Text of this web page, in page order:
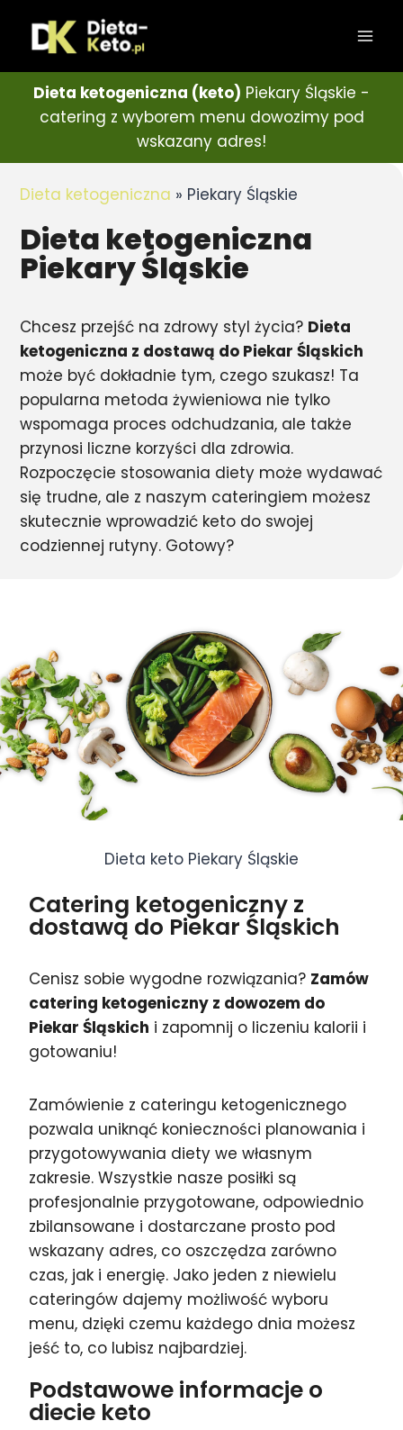
Dieta ketogeniczna (keto) Piekary Śląskie -
catering z wyborem menu dowozimy pod
wskazany adres!
Dieta ketogeniczna » Piekary Śląskie
Dieta ketogeniczna
Piekary Śląskie
Chcesz przejść na zdrowy styl życia? Dieta
ketogeniczna z dostawą do Piekar Śląskich
może być dokładnie tym, czego szukasz! Ta
popularna metoda żywieniowa nie tylko
wspomaga proces odchudzania, ale także
przynosi liczne korzyści dla zdrowia.
Rozpoczęcie stosowania diety może wydawać
się trudne, ale z naszym cateringiem możesz
skutecznie wprowadzić keto do swojej
codziennej rutyny. Gotowy?
Dieta keto Piekary Śląskie
Catering ketogeniczny z
dostawą do Piekar Śląskich
Cenisz sobie wygodne rozwiązania? Zamów
catering ketogeniczny z dowozem do
Piekar Śląskich i zapomnij o liczeniu kalorii i
gotowaniu!
Zamówienie z cateringu ketogenicznego
pozwala uniknąć konieczności planowania i
przygotowywania diety we własnym
zakresie. Wszystkie nasze posiłki są
profesjonalnie przygotowane, odpowiednio
zbilansowane i dostarczane prosto pod
wskazany adres, co oszczędza zarówno
czas, jak i energię. Jako jeden z niewielu
cateringów dajemy możliwość wyboru
menu, dzięki czemu każdego dnia możesz
jeść to, co lubisz najbardziej.
Podstawowe informacje o
diecie keto